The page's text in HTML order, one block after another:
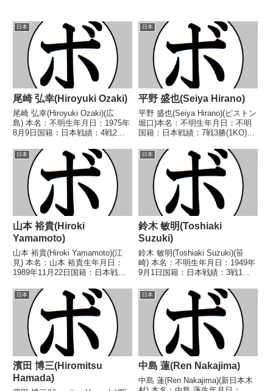
日本
尾崎 弘幸(Hiroyuki Ozaki)
尾崎 弘幸(Hiroyuki Ozaki)(広
島) 本名：不明生年月日：1975年
8月9日国籍：日本戦績：4戦2勝2
歴】1995/02/04 ●4R判定 (採点
不明) 黒田 麻夫(守
安)1995/03/11 ●...
日本
平野 盛也(Seiya Hirano)
平野 盛也(Seiya Hirano)(ピストン
堀口)本名：不明生年月日：不明
国籍：日本戦績：7戦3勝(1KO)1
なし【戦歴】1947/10/03 ○判定
(ラウンド/採点不明) 木村 啓(新
日本)1947/1...
日本
山本 裕貴(Hiroki
Yamamoto)
山本 裕貴(Hiroki Yamamoto)(江
見) 本名：山本 裕貴生年月日：
1989年11月22日国籍：日本戦
得タイトル】2011年度西日本ミ
ニマム級新人王 【戦歴】
2009/08/01 ●4R判...
日本
鈴木 敏明(Toshiaki
Suzuki)
鈴木 敏明(Toshiaki Suzuki)(笹
崎) 本名：不明生年月日：1949年
9月1日国籍：日本戦績：3戦1勝
し 【戦歴】1970/01/14
○2RKO 吉木 文男(横浜協
栄)1970/02/18 ...
日本
濱田 博三(Hiromitsu
Hamada)
日本
中島 蓮(Ren Nakajima)
中島 蓮(Ren Nakajima)(新日本木